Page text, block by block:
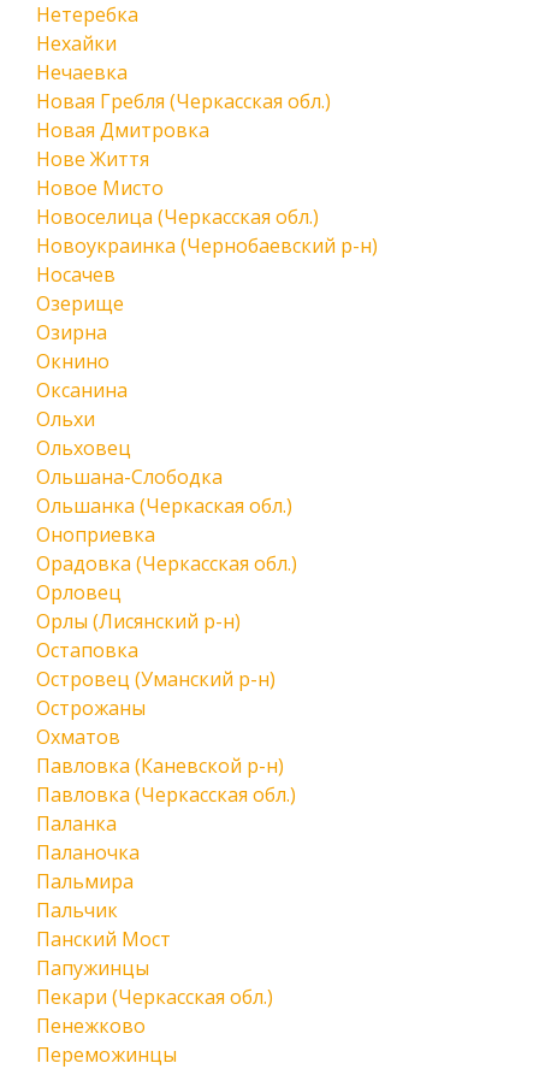
Нетеребка
Нехайки
Нечаевка
Новая Гребля (Черкасская обл.)
Новая Дмитровка
Нове Життя
Новое Мисто
Новоселица (Черкасская обл.)
Новоукраинка (Чернобаевский р-н)
Носачев
Озерище
Озирна
Окнино
Оксанина
Ольхи
Ольховец
Ольшана-Слободка
Ольшанка (Черкаская обл.)
Оноприевка
Орадовка (Черкасская обл.)
Орловец
Орлы (Лисянский р-н)
Остаповка
Островец (Уманский р-н)
Острожаны
Охматов
Павловка (Каневской р-н)
Павловка (Черкасская обл.)
Паланка
Паланочка
Пальмира
Пальчик
Панский Мост
Папужинцы
Пекари (Черкасская обл.)
Пенежково
Переможинцы